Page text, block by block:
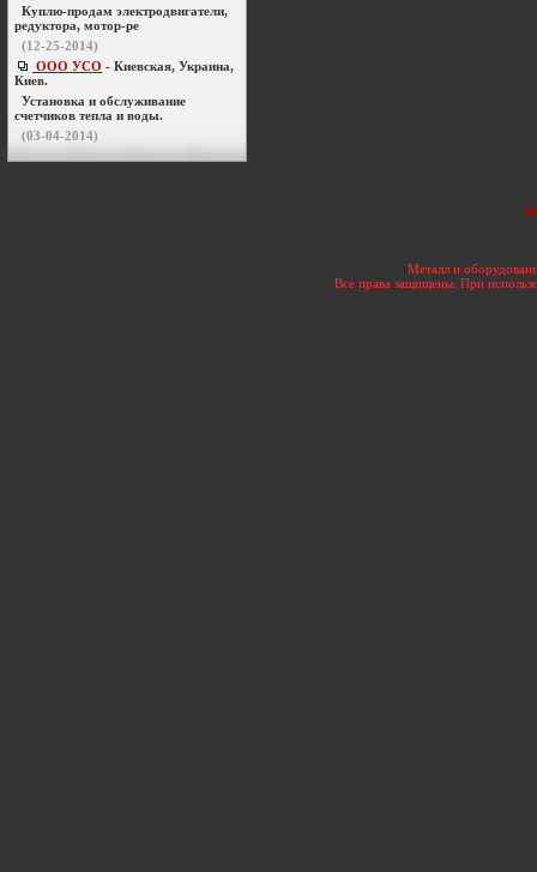
Куплю-продам электродвигатели,
редуктора, мотор-ре
(12-25-2014)
ООО УСО - Киевская, Украина,
Киев.
Установка и обслуживание
счетчиков тепла и воды.
(03-04-2014)
Металл и
Все права защищены. При